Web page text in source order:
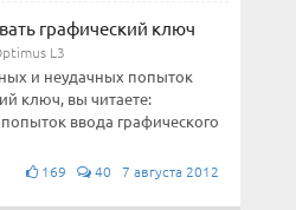
графический ключ
L3
и неудачных попыток
ключ, вы читаете:
ввода графического
169 40 7 августа 2012